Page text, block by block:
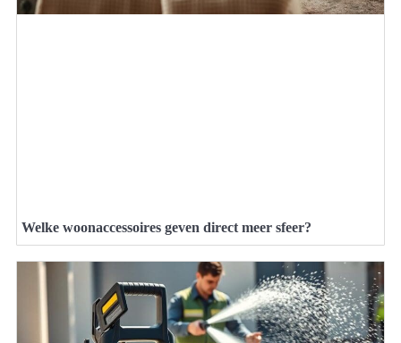
Welke woonaccessoires geven direct meer sfeer?